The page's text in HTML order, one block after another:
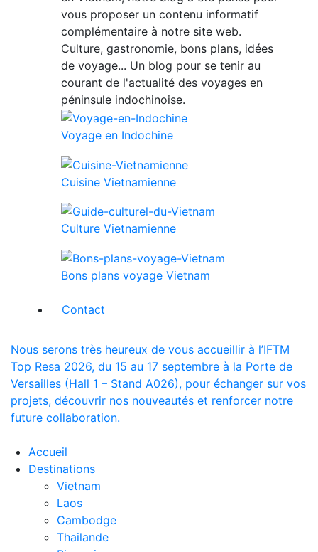
vous proposer un contenu informatif
complémentaire à notre site web.
Culture, gastronomie, bons plans, idées
de voyage... Un blog pour se tenir au
courant de l'actualité des voyages en
péninsule indochinoise.
Voyage en Indochine
Cuisine Vietnamienne
Culture Vietnamienne
Bons plans voyage Vietnam
Contact
Nous serons très heureux de vous accueillir à l’IFTM
Top Resa 2026, du 15 au 17 septembre à la Porte de
Versailles (Hall 1 – Stand A026), pour échanger sur vos
projets, découvrir nos nouveautés et renforcer notre
future collaboration.
Accueil
Destinations
Vietnam
Laos
Cambodge
Thailande